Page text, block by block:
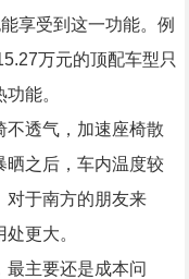
享受到这一功能。例
万元的顶配车型只
能。
不透气，加速座椅散
晒之后，车内温度较
对于南方的朋友来
更大。
最主要还是成本问